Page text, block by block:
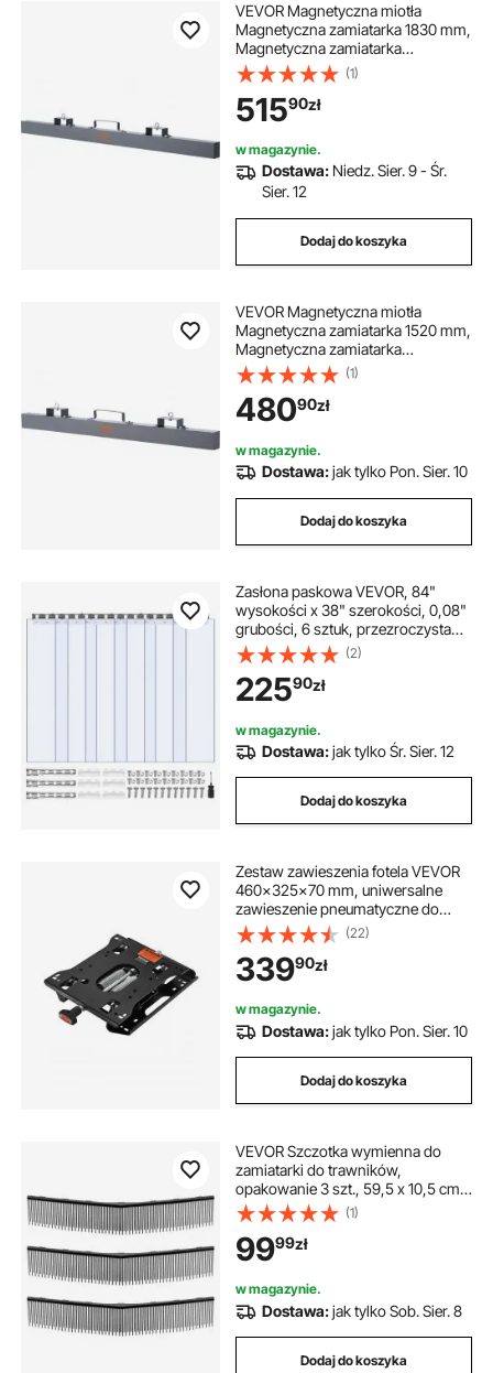
VEVOR Magnetyczna miotła
Magnetyczna zamiatarka 1830 mm,
Magnetyczna zamiatarka
Magnetyczna miotła Magnetyczna
miotła Magnetyczny podnośnik
47,6 kg Siła magnetyczna
Magnetyczny zbieracz wiórów
Zamiatarka podłogowa Zamiatarka
warsztatowa
(1)
51590zł
w magazynie.
Dostawa: Niedz. Sier. 9 - Śr.
Sier. 12
Dodaj do koszyka
VEVOR Magnetyczna miotła
Magnetyczna zamiatarka 1520 mm,
Magnetyczna zamiatarka
Magnetyczna miotła Magnetyczna
miotła Magnetyczny podnośnik
42,2 kg Siła magnetyczna
Magnetyczny zbieracz wiórów
Zamiatarka podłogowa Zamiatarka
(1)
48090zł
w magazynie.
Dostawa:jak tylko Pon. Sier. 10
Dodaj do koszyka
Zasłona paskowa VEVOR, 84"
wysokości x 38" szerokości, 0,08"
grubości, 6 sztuk, przezroczysta
zasłona paskowa z PVC do drzwi
zamrażarki, plastikowa taśma do
drzwi zamrażarek, lodówek i
przechowalni, z 50% zakładką
(2)
22590zł
w magazynie.
Dostawa:jak tylko Śr. Sier. 12
Dodaj do koszyka
Zestaw zawieszenia fotela VEVOR
460x325x70 mm, uniwersalne
zawieszenie pneumatyczne do
kosiarek z zerowym promieniem
skrętu, regulowany zestaw
zawieszenia fotela ciągnika,
kompatybilny z fotelem wózka
widłowego i spycharki
(22)
33990zł
w magazynie.
Dostawa:jak tylko Pon. Sier. 10
Dodaj do koszyka
VEVOR Szczotka wymienna do
zamiatarki do trawników,
opakowanie 3 szt., 59,5 x 10,5 cm,
kompatybilna z zamiatarką do liści
VEVOR, część zamienna do
pojemnika na liście, głowica
szczotki z włosiem w kształcie litery
V do zbierania trawy i liści
(1)
9999zł
w magazynie.
Dostawa:jak tylko Sob. Sier. 8
Dodaj do koszyka